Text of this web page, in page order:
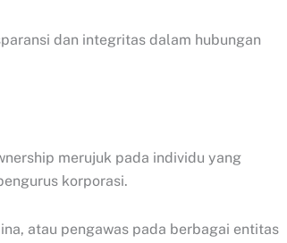
dan integritas dalam hubungan
merujuk pada individu yang
korporasi.
atau pengawas pada berbagai entitas